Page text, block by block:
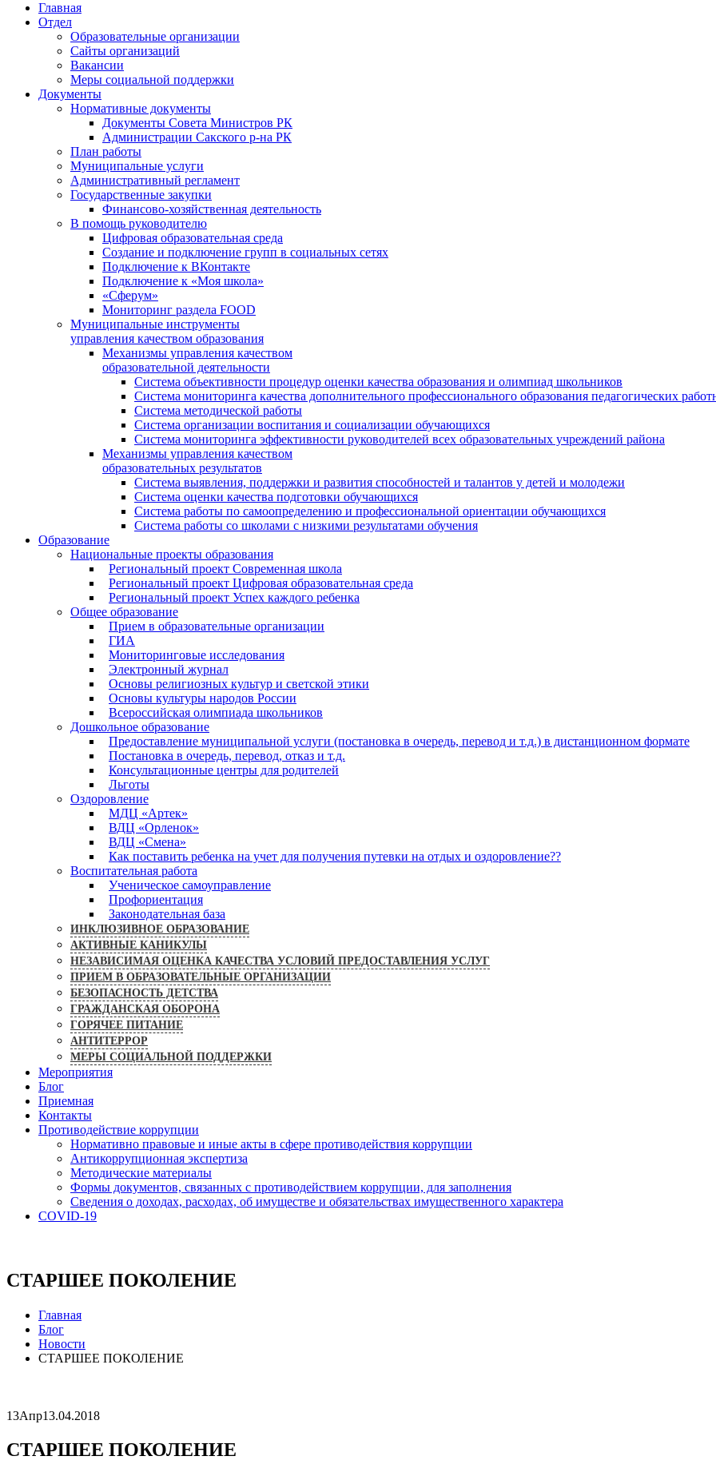
Главная
Отдел
Образовательные организации
Сайты организаций
Вакансии
Меры социальной поддержки
Документы
Нормативные документы
Документы Совета Министров РК
Администрации Сакского р-на РК
План работы
Муниципальные услуги
Административный регламент
Государственные закупки
Финансово-хозяйственная деятельность
В помощь руководителю
Цифровая образовательная среда
Создание и подключение групп в социальных сетях
Подключение к ВКонтакте
Подключение к «Моя школа»
«Сферум»
Мониторинг раздела FOOD
Муниципальные инструменты
управления качеством образования
Механизмы управления качеством
образовательной деятельности
Система объективности процедур оценки качества образования и олимпиад школьников
Система мониторинга качества дополнительного профессионального образования педагогических
Система методической работы
Система организации воспитания и социализации обучающихся
Система мониторинга эффективности руководителей всех образовательных учреждений района
Механизмы управления качеством
образовательных результатов
Система выявления, поддержки и развития способностей и талантов у детей и молодежи
Система оценки качества подготовки обучающихся
Система работы по самоопределению и профессиональной ориентации обучающихся
Система работы со школами с низкими результатами обучения
Образование
Национальные проекты образования
Региональный проект Современная школа
Региональный проект Цифровая образовательная среда
Региональный проект Успех каждого ребенка
Общее образование
Прием в образовательные организации
ГИА
Мониторинговые исследования
Электронный журнал
Основы религиозных культур и светской этики
Основы культуры народов России
Всероссийская олимпиада школьников
Дошкольное образование
Предоставление муниципальной услуги (постановка в очередь, перевод и т.д.) в дистанционном формате
Постановка в очередь, перевод, отказ и т.д.
Консультационные центры для родителей
Льготы
Оздоровление
МДЦ «Артек»
ВДЦ «Орленок»
ВДЦ «Смена»
Как поставить ребенка на учет для получения путевки на отдых и оздоровление??
Воспитательная работа
Ученическое самоуправление
Профориентация
Законодательная база
ИНКЛЮЗИВНОЕ ОБРАЗОВАНИЕ
АКТИВНЫЕ КАНИКУЛЫ
НЕЗАВИСИМАЯ ОЦЕНКА КАЧЕСТВА УСЛОВИЙ ПРЕДОСТАВЛЕНИЯ УСЛУГ
ПРИЕМ В ОБРАЗОВАТЕЛЬНЫЕ ОРГАНИЗАЦИИ
БЕЗОПАСНОСТЬ ДЕТСТВА
ГРАЖДАНСКАЯ ОБОРОНА
ГОРЯЧЕЕ ПИТАНИЕ
АНТИТЕРРОР
МЕРЫ СОЦИАЛЬНОЙ ПОДДЕРЖКИ
Мероприятия
Блог
Приемная
Контакты
Противодействие коррупции
Нормативно правовые и иные акты в сфере противодействия коррупции
Антикоррупционная экспертиза
Методические материалы
Формы документов, связанных с противодействием коррупции, для заполнения
Сведения о доходах, расходах, об имуществе и обязательствах имущественного характера
COVID-19
СТАРШЕЕ ПОКОЛЕНИЕ
Главная
Блог
Новости
СТАРШЕЕ ПОКОЛЕНИЕ
13Апр13.04.2018
СТАРШЕЕ ПОКОЛЕНИЕ